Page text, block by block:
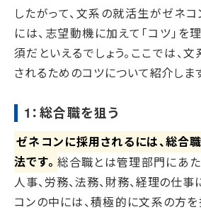
したがって、文系の就活生がゼネ
には、志望動機に加えて「コツ」を
須だといえるでしょう。ここでは、
されるためのコツについて紹介しま
1：総合職を狙う
ゼネコンに採用されるには、総合
法です。 総合職とは管理部門にあ
人事、労務、法務、財務、経理の仕事
コンの中には、積極的に文系の方